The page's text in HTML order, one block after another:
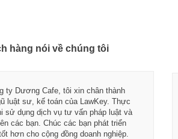
hàng nói về chúng tôi
ty Dương Cafe, tôi xin chân thành
luật sư, kế toán của LawKey. Thực
sử dụng dịch vụ tư vấn pháp luật và
các bạn. Chúc các bạn phát triển
hơn cho cộng đồng doanh nghiệp.